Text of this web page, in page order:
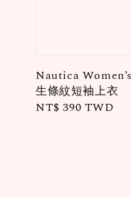
Nautica
生條紋短袖上衣
Regular
NT$ 390 TWD